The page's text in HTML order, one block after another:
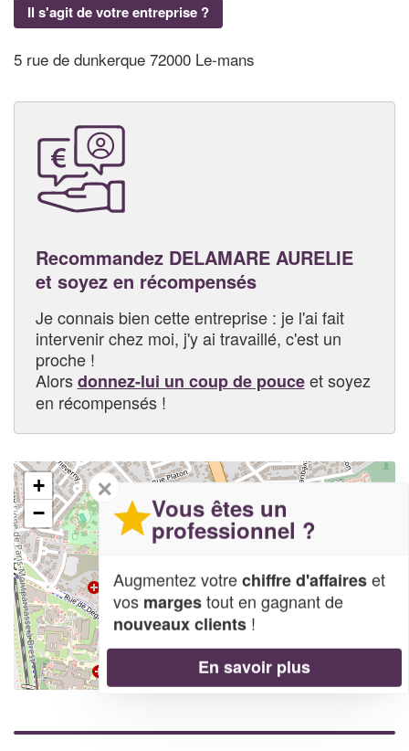
Il s'agit de votre entreprise ?
5 rue de dunkerque 72000 Le-mans
Recommandez DELAMARE AURELIE
et soyez en récompensés
Je connais bien cette entreprise : je l'ai fait
intervenir chez moi, j'y ai travaillé, c'est un
proche !
Alorsdonnez-lui un coup de pouceet soyez
en récompensés !
+
−
✕
Vous êtes un
professionnel ?
Augmentez votrechiffre d'affaireset
vos margestout en gagnant de
nouveaux clients !
En savoir plus